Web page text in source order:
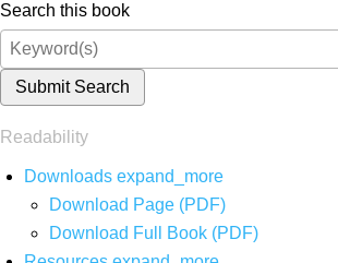
Search this book
Submit Search
Readability
Downloads expand_more
Download Page (PDF)
Download Full Book (PDF)